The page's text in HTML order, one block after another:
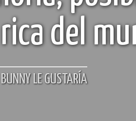
del
LE GUSTARÍA